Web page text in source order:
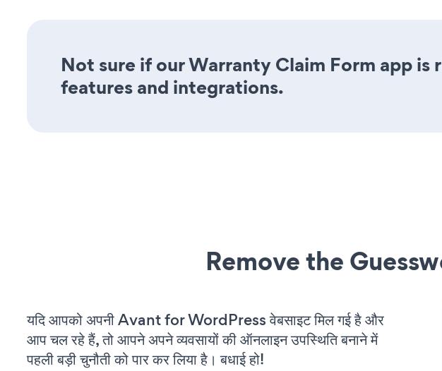
Not sure if our Warranty Claim Form app
features and integrations.
Remove the
यदि आपको अपनी Avant for WordPress वेबसाइट मिल गई है और
आप चल रहे हैं, तो आपने अपने व्यवसायों की ऑनलाइन उपस्थिति बनाने में
पहली बड़ी चुनौती को पार कर लिया है। बधाई हो!